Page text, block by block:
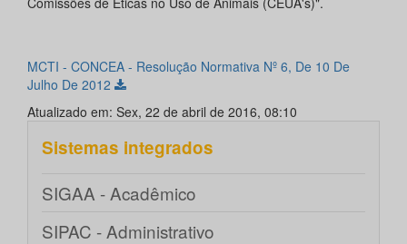
MCTI - CONCEA - Resolução Normativa Nº 6, De 10 De
Julho De 2012
Atualizado em: Sex, 22 de abril de 2016, 08:10
Sistemas integrados
SIGAA - Acadêmico
SIPAC - Administrativo